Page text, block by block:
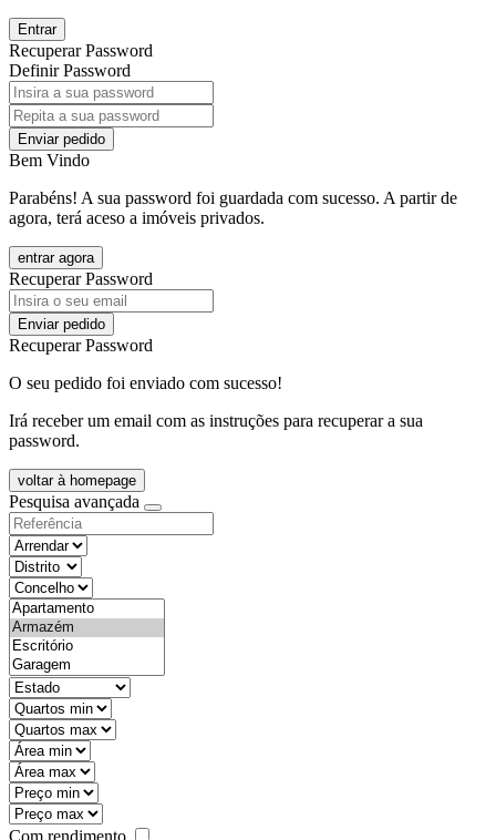
Entrar
Recuperar Password
Definir Password
Enviar pedido
Bem Vindo
Parabéns! A sua password foi guardada com sucesso. A partir de
agora, terá aceso a imóveis privados.
entrar agora
Recuperar Password
Enviar pedido
Recuperar Password
O seu pedido foi enviado com sucesso!
Irá receber um email com as instruções para recuperar a sua
password.
voltar à homepage
Pesquisa avançada
objective
districtId
countyId
types
state
mintypo
maxtypo
minarea
maxarea
minprice
maxprice
Com rendimento